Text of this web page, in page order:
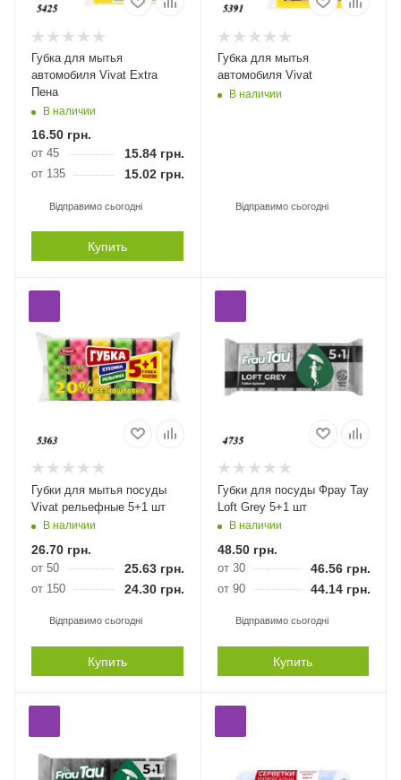
Губка для мытья
автомобиля Vivat Extra
Пена
В наличии
16.50 грн.
от 45 15.84 грн.
от 135 15.02 грн.
Відправимо сьогодні
Купить
Губка для мытья
автомобиля Vivat
В наличии
Відправимо сьогодні
Губки для мытья посуды
Vivat рельефные 5+1 шт
В наличии
26.70 грн.
от 50 25.63 грн.
от 150 24.30 грн.
Відправимо сьогодні
Купить
Губки для посуды Фрау Тау
Loft Grey 5+1 шт
В наличии
48.50грн.
от 30 46.56грн.
от 90 44.14грн.
Відправимо сьогодні
Купить